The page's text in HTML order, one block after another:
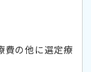
費の他に選定療